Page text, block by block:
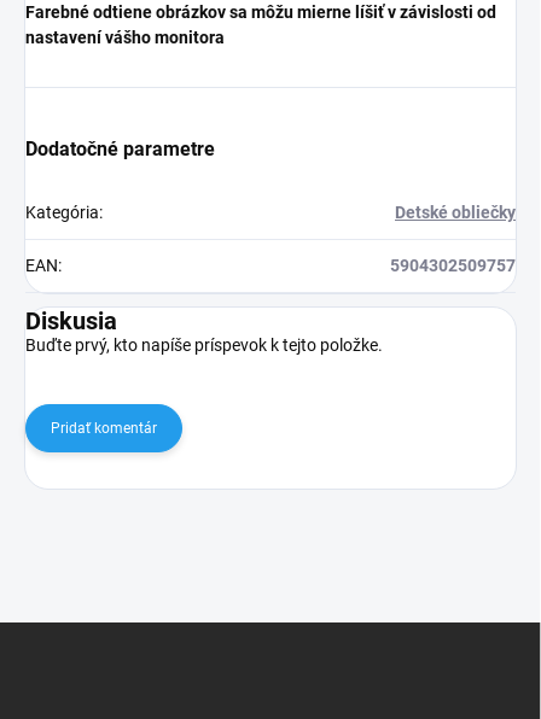
Farebné odtiene obrázkov sa môžu mierne líšiť v závislosti od
nastavení vášho monitora
Dodatočné parametre
Kategória: Detské obliečky
EAN: 5904302509757
Diskusia
Buďte prvý, kto napíše príspevok k tejto položke.
Pridať komentár